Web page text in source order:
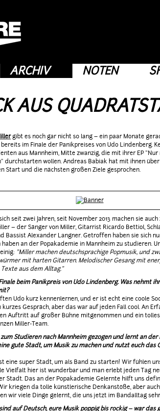
ARCHIV NOTEN
AUS
gibt es noch gar nicht so lang – ein paar Monate
im Finale der Panikpreises von Udo Lindenberg.
aus Mannheim, Mitte zwanzig, die mit ihrer EP
durchstarten wollen. Andreas Babiak hat mit ihnen
Start und die nächsten großen Ziele gesprochen.
seit zwei Jahren, seit November 2013 machen sie
– der Sänger von Miller, Gitarrist Ricardo Bettiol,
Bassist Alexander Langner. Getroffen haben sie sich
an der Popakademie in Mannheim zu studieren.
"Miller machen deutschsprachige Popmusik, und
mit harten Gitarren. Melodischer Gesang mit
Texte aus dem Alltag."
beim Panikpreis von Udo Lindenberg. Was nehmt
Udo kurz kennenlernen, und er ist echt eine coole
kurzes Gespräch, aber das war auf jeden Fall cool. An
Auftritt auf großer Bühne mitgenommen und ein
Miller-Team.
Studieren nach Mannheim gezogen und lernt an der
gute Stadt, um Musik zu machen und nutzt euch das
eine super Stadt, um als Band zu starten! Wir fühlen
Vielfalt hier ist wunderbar und man erlebt jeden Tag
Stadt. Das an der Popakademie Gelernte hilft uns
kriegen da tolle künstlerische Denkanstöße, aber
wir viele Dinge gelernt, die uns jetzt im Bandalltag
auf Deutsch, eure Musik poppig bis rockig – war das